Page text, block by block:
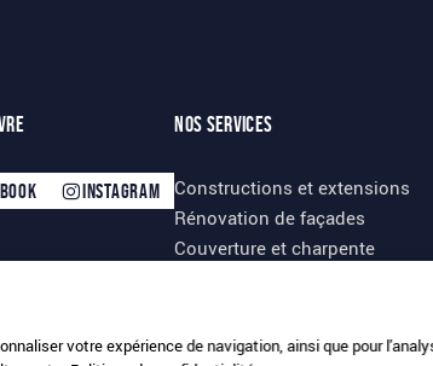
Instagram
Nos services
Constructions et extensions
Rénovation de façades
Couverture et charpente
votre expérience de navigation, ainsi que pour